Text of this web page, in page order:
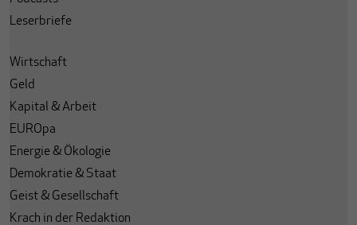
Leserbriefe
Wirtschaft
Geld
Kapital & Arbeit
EUROpa
Energie & Ökologie
Demokratie & Staat
Geist & Gesellschaft
Krach in der Redaktion